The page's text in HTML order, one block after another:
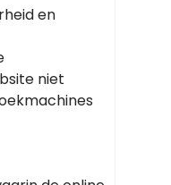
en
niet